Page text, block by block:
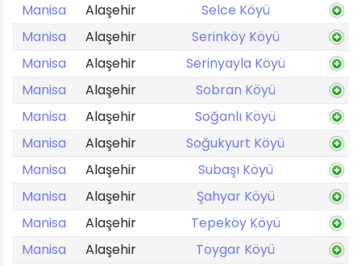
Manisa
Alaşehir
Selce Köyü
Manisa
Alaşehir
Serinköy Köyü
Manisa
Alaşehir
Serinyayla Köyü
Manisa
Alaşehir
Sobran Köyü
Manisa
Alaşehir
Soğanlı Köyü
Manisa
Alaşehir
Soğukyurt Köyü
Manisa
Alaşehir
Subaşı Köyü
Manisa
Alaşehir
Şahyar Köyü
Manisa
Alaşehir
Tepeköy Köyü
Manisa
Alaşehir
Toygar Köyü